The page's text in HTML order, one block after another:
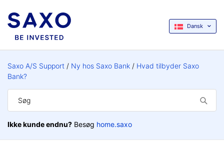
Dansk
Saxo A/S Support Ny hos Saxo Bank
Hvad tilbyder Saxo
Bank?
Ikke kunde endnu? Besøg home.saxo